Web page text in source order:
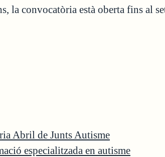
la convocatòria està oberta fins al
Abril de Junts Autisme
especialitzada en autisme